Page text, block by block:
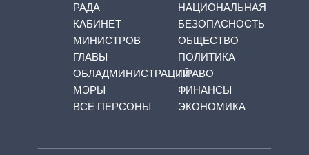
РАДА
КАБИНЕТ
МИНИСТРОВ
ГЛАВЫ
ОБЛАДМИНИСТРАЦИЙ
МЭРЫ
ВСЕ ПЕРСОНЫ
НАЦИОНАЛЬНАЯ
БЕЗОПАСНОСТЬ
ОБЩЕСТВО
ПОЛИТИКА
ПРАВО
ФИНАНСЫ
ЭКОНОМИКА